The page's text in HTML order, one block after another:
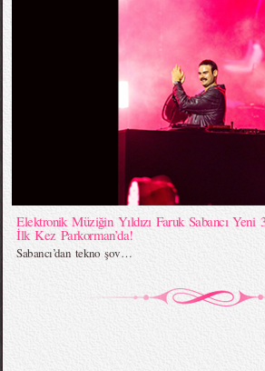
Elektronik Müziğin Yıldızı Faruk Sabancı
İlk Kez Parkorman’da!
Sabancı’dan tekno şov…